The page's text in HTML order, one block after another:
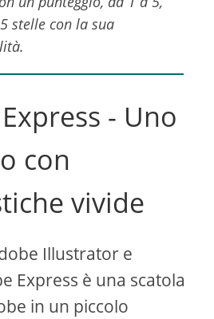
stelle con la sua
- Uno
con
vivide
Illustrator e
Express è una scatola
in un piccolo